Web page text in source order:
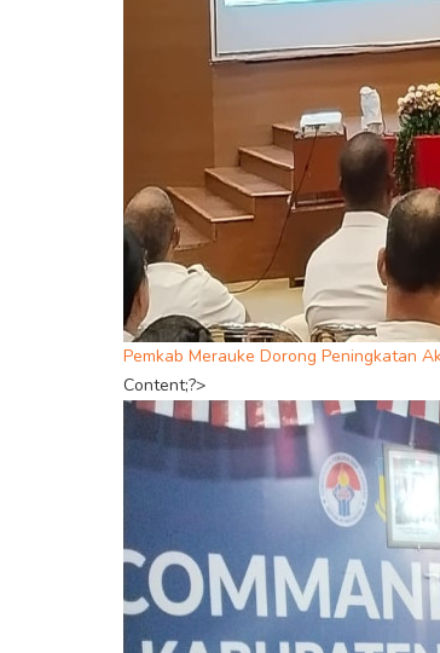
Pemkab Merauke Dorong Peningkatan
Content;?>